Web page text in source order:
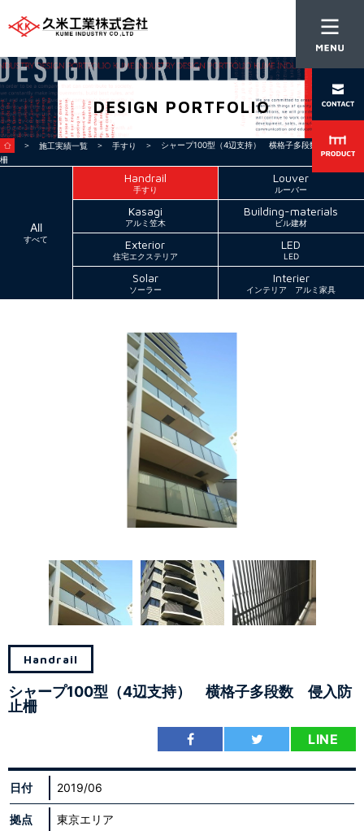
DESIGN PORTFOLIO
＞ 施工実績一覧 ＞ 手すり
＞ シャープ100型（4辺支持） 横格子多段数 侵入防止
柵
All
すべて
Handrail
手すり
Louver
ルーバー
Kasagi
アルミ笠木
Building-materials
ビル建材
Exterior
住宅エクステリア
LED
LED
Solar
ソーラー
Interier
インテリア アルミ家具
Handrail
シャープ100型（4辺支持） 横格子多段数 侵入防
止柵
LINE
日付 2019/06
拠点 東京エリア